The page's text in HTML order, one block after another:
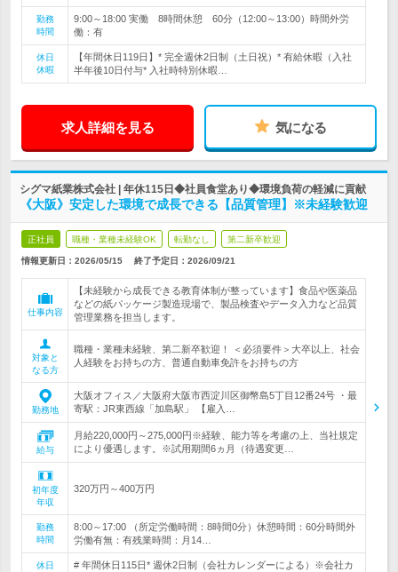
勤務
時間
9:00～18:00 実働 8時間休憩 60分（12:00～13:00）時間外労
働：有
休日
休暇
【年間休日119日】* 完全週休2日制（土日祝）* 有給休暇（入社
半年後10日付与* 入社時特別休暇…
求人詳細を見る 気になる
シグマ紙業株式会社 | 年休115日◆社員食堂あり◆環境負荷の軽減に貢献
《大阪》安定した環境で成長できる【品質管理】※未経験歓迎
正社員 職種・業種未経験OK 転勤なし 第二新卒歓迎
情報更新日：2026/05/15 終了予定日： 2026/09/21
仕事内容
【未経験から成長できる教育体制が整っています】食品や医薬品
などの紙パッケージ製造現場で、製品検査やデータ入力など品質
管理業務を担当します。
対象と
なる方
職種・業種未経験、第二新卒歓迎！ ＜必須要件＞大卒以上、社会
人経験をお持ちの方、普通自動車免許をお持ちの方
勤務地
大阪オフィス／大阪府大阪市西淀川区御幣島5丁目12番24号 ・最
寄駅：JR東西線「加島駅」 【雇入…
給与
月給220,000円～275,000円※経験、能力等を考慮の上、当社規定
により優遇します。※試用期間6ヵ月（待遇変更…
初年度
年収
320万円～400万円
勤務
時間
8:00～17:00 （所定労働時間：8時間0分）休憩時間：60分時間外
労働有無：有残業時間：月14…
休日
# 年間休日115日* 週休2日制（会社カレンダーによる）※会社カ